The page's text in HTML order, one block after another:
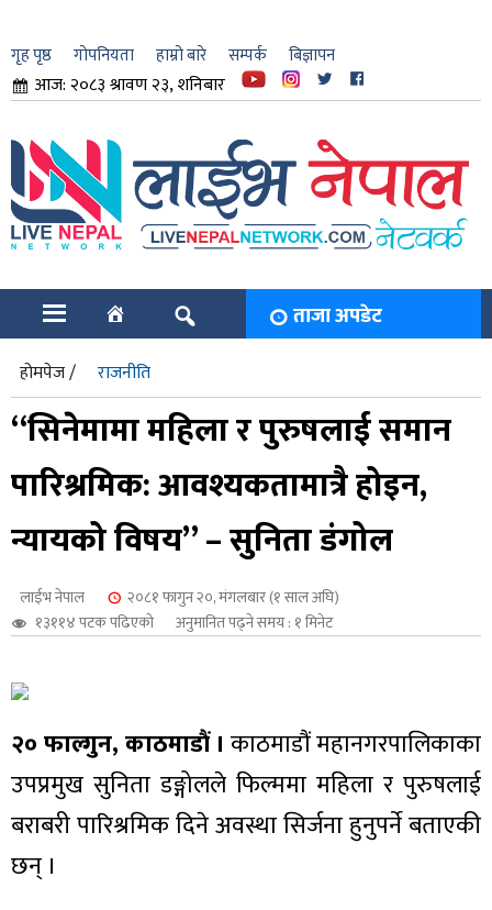
गृह पृष्ठ गोपनियता हाम्रो बारे सम्पर्क बिज्ञापन
आज: २०८३ श्रावण २३, शनिबार
ताजा अपडेट
होमपेज / राजनीति
“सिनेमामा महिला र पुरुषलाई समान
पारिश्रमिक: आवश्यकतामात्रै होइन,
न्यायको विषय” – सुनिता डंगोल
लाईभ नेपाल
२०८१ फागुन २०, मंगलबार (१ साल अघि)
१३११४ पटक पढिएको
अनुमानित पढ्ने समय : १ मिनेट
२० फाल्गुन, काठमाडौं । काठमाडौं महानगरपालिकाका
उपप्रमुख सुनिता डङ्गोलले फिल्ममा महिला र पुरुषलाई
बराबरी पारिश्रमिक दिने अवस्था सिर्जना हुनुपर्ने बताएकी
छन् ।